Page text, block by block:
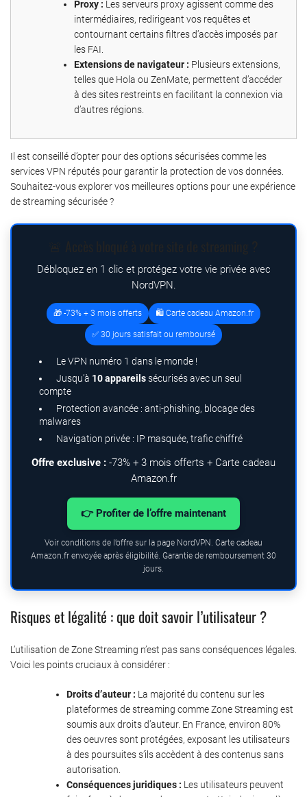
Proxy : Les serveurs proxy agissent comme des
intermédiaires, redirigeant vos requêtes et
contournant certains filtres d’accès imposés par
les FAI.
Extensions de navigateur : Plusieurs extensions,
telles que Hola ou ZenMate, permettent d’accéder
à des sites restreints en facilitant la connexion via
d’autres régions.
Il est conseillé d’opter pour des options sécurisées comme les
services VPN réputés pour garantir la protection de vos données.
Souhaitez-vous explorer vos meilleures options pour une expérience
de streaming sécurisée ?
Débloquez en 1 clic et protégez votre vie privée avec
NordVPN.
🎁 -73% + 3 mois offerts 🛍️ Carte cadeau Amazon.fr
✅ 30 jours satisfait ou remboursé
Le VPN numéro 1 dans le monde !
Jusqu’à 10 appareilssécurisés avec un seul
compte
Protection avancée : anti-phishing, blocage des
malwares
Navigation privée : IP masquée, trafic chiffré
Offre exclusive : -73% + 3 mois offerts + Carte cadeau
Amazon.fr
👉 Profiter de l’offre maintenant
Voir conditions de l’offre sur la page NordVPN. Carte cadeau
Amazon.fr envoyée après éligibilité. Garantie de remboursement 30
jours.
Risques et légalité : que doit savoir l’utilisateur ?
L’utilisation de Zone Streaming n’est pas sans conséquences légales.
Voici les points cruciaux à considérer :
Droits d’auteur : La majorité du contenu sur les
plateformes de streaming comme Zone Streaming est
soumis aux droits d’auteur. En France, environ 80%
des oeuvres sont protégées, exposant les utilisateurs
à des poursuites s’ils accèdent à des contenus sans
autorisation.
Conséquences juridiques : Les utilisateurs peuvent